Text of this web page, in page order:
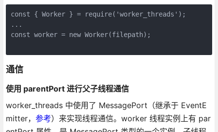
const { Worker } = require('worker_threads');
...
const worker = new Worker(filepath);
通信
使用 parentPort 进行父子线程通信
worker_threads 中使用了 MessagePort（继承于 EventE
mitter， 参考）来实现线程通信。worker 线程实例上有 par